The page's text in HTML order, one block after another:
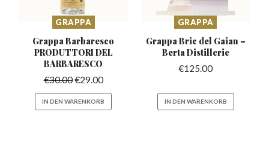
GRAPPA
Grappa Barbaresco
PRODUTTORIDEL
BARBARESCO
€30.00€29.00
IN DEN WARENKORB
GRAPPA
Grappa Bric del Gaian –
Berta Distillerie
€125.00
IN DEN WARENKORB